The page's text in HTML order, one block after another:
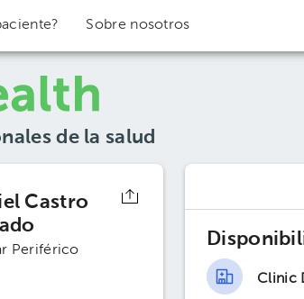
Sobre nosotros
de la salud
Castro
Periférico
Clinic